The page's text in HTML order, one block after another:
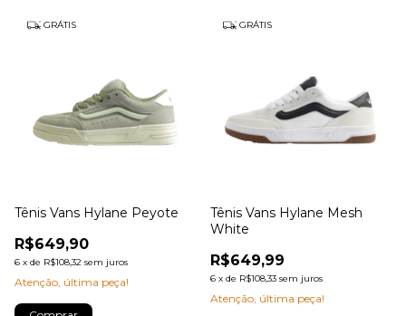
GRÁTIS
Tênis Vans Hylane Peyote
R$649,90
6 x de R$108,32 sem juros
Atenção, última peça!
GRÁTIS
Tênis Vans Hylane Mesh
White
R$649,99
6 x de R$108,33 sem juros
Atenção, última peça!